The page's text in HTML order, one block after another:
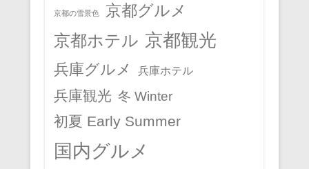
京都の雪景色 京都グルメ
京都ホテル 京都観光
兵庫グルメ 兵庫ホテル
兵庫観光 冬 Winter
初夏 Early Summer
国内グルメ